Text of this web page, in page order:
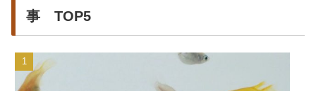
事 TOP5